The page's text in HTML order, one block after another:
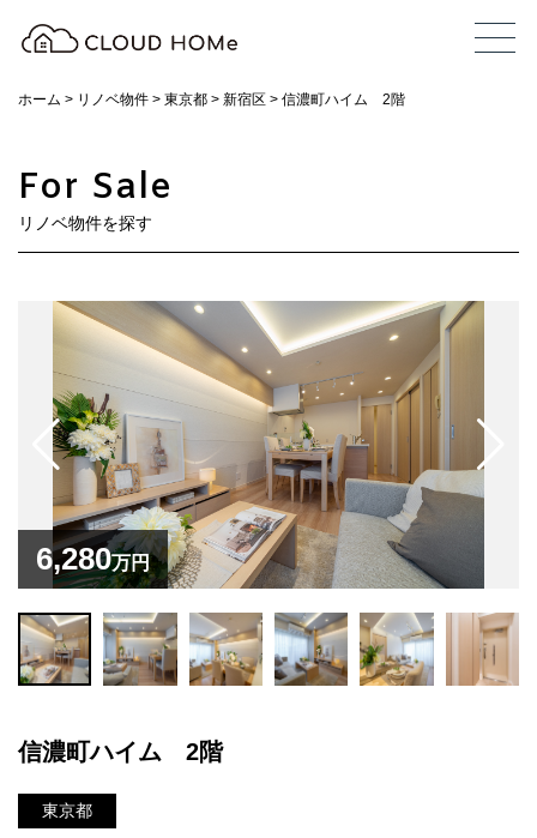
ホーム > リノベ物件 > 東京都 > 新宿区 > 信濃町ハイム 2階
For Sale
リノベ物件を探す
6,280万円
信濃町ハイム 2階
東京都